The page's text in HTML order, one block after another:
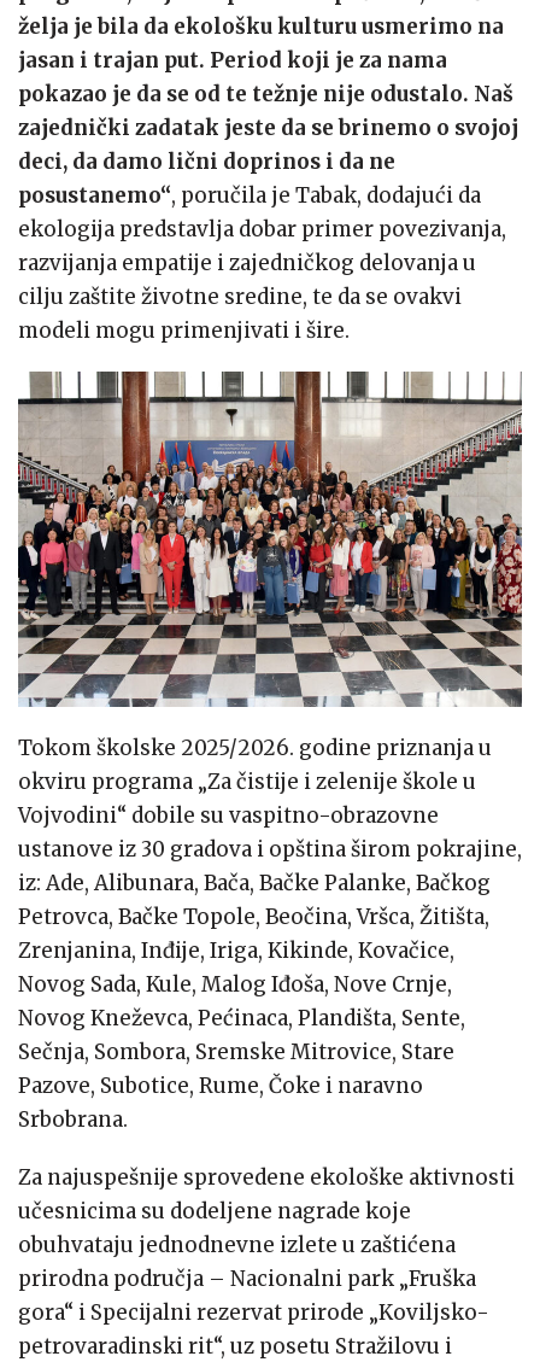
želja je bila da ekološku kulturu usmerimo na
jasan i trajan put. Period koji je za nama
pokazao je da se od te težnje nije odustalo. Naš
zajednički zadatak jeste da se brinemo o svojoj
deci, da damo lični doprinos i da ne
posustanemo“, poručila je Tabak, dodajući da
ekologija predstavlja dobar primer povezivanja,
razvijanja empatije i zajedničkog delovanja u
cilju zaštite životne sredine, te da se ovakvi
modeli mogu primenjivati i šire.
Tokom školske 2025/2026. godine priznanja u
okviru programa „Za čistije i zelenije škole u
Vojvodini“ dobile su vaspitno-obrazovne
ustanove iz 30 gradova i opština širom pokrajine,
iz: Ade, Alibunara, Bača, Bačke Palanke, Bačkog
Petrovca, Bačke Topole, Beočina, Vršca, Žitišta,
Zrenjanina, Inđije, Iriga, Kikinde, Kovačice,
Novog Sada, Kule, Malog Iđoša, Nove Crnje,
Novog Kneževca, Pećinaca, Plandišta, Sente,
Sečnja, Sombora, Sremske Mitrovice, Stare
Pazove, Subotice, Rume, Čoke i naravno
Srbobrana.
Za najuspešnije sprovedene ekološke aktivnosti
učesnicima su dodeljene nagrade koje
obuhvataju jednodnevne izlete u zaštićena
prirodna područja – Nacionalni park „Fruška
gora“ i Specijalni rezervat prirode „Koviljsko-
petrovaradinski rit“, uz posetu Stražilovu i